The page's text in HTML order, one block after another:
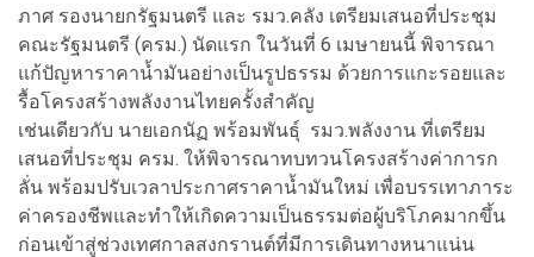
ภาศ รองนายกรัฐมนตรี และ รมว.คลัง เตรียมเสนอที่ประชุม
คณะรัฐมนตรี (ครม.) นัดแรก ในวันที่ 6 เมษายนนี้ พิจารณา
แก้ปัญหาราคาน้ำมันอย่างเป็นรูปธรรม ด้วยการแกะรอยและ
รื้อโครงสร้างพลังงานไทยครั้งสำคัญ
เช่นเดียวกับ นายเอกนัฏ พร้อมพันธุ์ รมว.พลังงาน ที่เตรียม
เสนอที่ประชุม ครม. ให้พิจารณาทบทวนโครงสร้างค่าการก
ลั่น พร้อมปรับเวลาประกาศราคาน้ำมันใหม่ เพื่อบรรเทาภาระ
ค่าครองชีพและทำให้เกิดความเป็นธรรมต่อผู้บริโภคมากขึ้น
ก่อนเข้าสู่ช่วงเทศกาลสงกรานต์ที่มีการเดินทางหนาแน่น